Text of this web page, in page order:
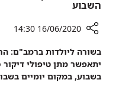
השבוע
שיתוף
מתרחבים:
דיקור
16/06/2020 14:30
יתאפשר מתן טיפולי
בשבוע, במקום יומיים